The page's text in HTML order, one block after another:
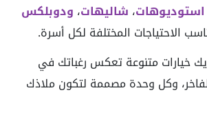
استوديوهات، شاليهات، ودوبلكس
الاحتياجات المختلفة لكل أسرة.
خيارات متنوعة تعكس رغباتك في
وكل وحدة مصممة لتكون ملاذك